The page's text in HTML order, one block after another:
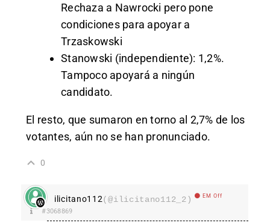
Rechaza a Nawrocki pero pone
condiciones para apoyar a
Trzaskowski
Stanowski (independiente): 1,2%.
Tampoco apoyará a ningún
candidato.
El resto, que sumaron en torno al 2,7% de los
votantes, aún no se han pronunciado.
0
ilicitano112(@ilicitano112_2) EM Off
#3068869